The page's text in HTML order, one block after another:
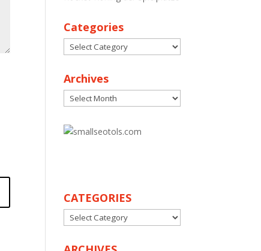
Categories
Categories
Archives
Archives
CATEGORIES
CATEGORIES